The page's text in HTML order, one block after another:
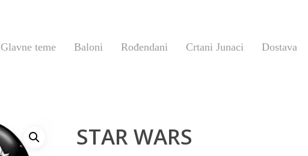
Glavne teme Baloni Rođendani Crtani Junaci Dostava
STAR WARS